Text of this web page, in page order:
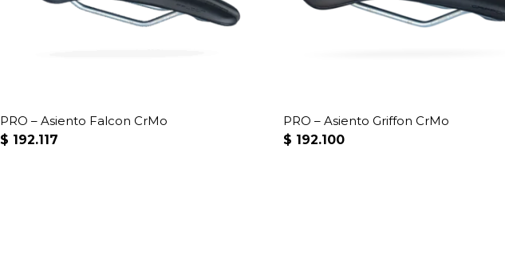
PRO – Asiento Falcon CrMo
$ 192.117
PRO – Asiento Griffon CrMo
$ 192.100